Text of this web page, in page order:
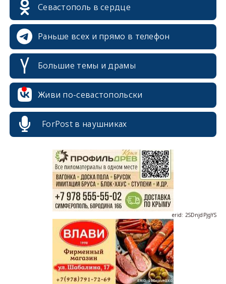
Севастополь в сердце
Раньше всех и прямо в телефон
Большие темы и драмы
Живи по-севастопольски
ForPost в наушниках
erid: 2SDnjcrDNw6
erid: 2SDnjdPjgYS
erid: 2SDnjdvhGXG